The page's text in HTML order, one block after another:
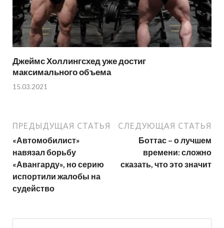
Джеймс Холлингсхед уже достиг
максимального объема
15.03.2021
ПРЕДЫДУЩАЯ СТАТЬЯ
«Автомобилист»
навязал борьбу
«Авангарду», но серию
испортили жалобы на
судейство
СЛЕДУЮЩАЯ СТАТЬЯ
Боттас – о лучшем
времени: сложно
сказать, что это значит